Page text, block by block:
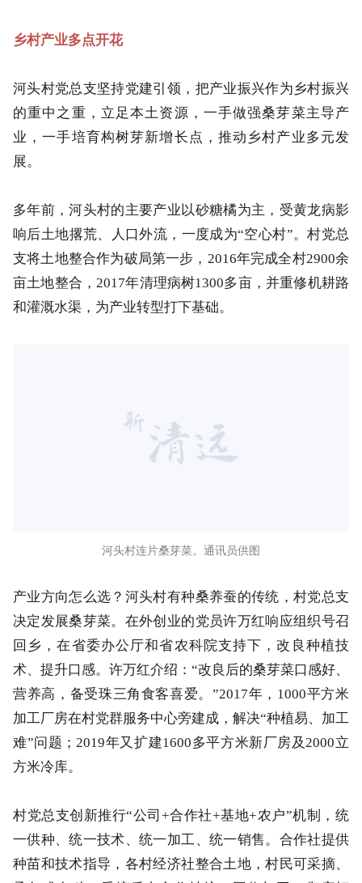
乡村产业多点开花
河头村党总支坚持党建引领，把产业振兴作为乡村振兴
的重中之重，立足本土资源，一手做强桑芽菜主导产
业，一手培育构树芽新增长点，推动乡村产业多元发
展。
多年前，河头村的主要产业以砂糖橘为主，受黄龙病影
响后土地撂荒、人口外流，一度成为“空心村”。村党总
支将土地整合作为破局第一步，2016年完成全村2900余
亩土地整合，2017年清理病树1300多亩，并重修机耕路
和灌溉水渠，为产业转型打下基础。
河头村连片桑芽菜。通讯员供图
产业方向怎么选？河头村有种桑养蚕的传统，村党总支
决定发展桑芽菜。在外创业的党员许万红响应组织号召
回乡，在省委办公厅和省农科院支持下，改良种植技
术、提升口感。许万红介绍：“改良后的桑芽菜口感好、
营养高，备受珠三角食客喜爱。”2017年，1000平方米
加工厂房在村党群服务中心旁建成，解决“种植易、加工
难”问题；2019年又扩建1600多平方米新厂房及2000立
方米冷库。
村党总支创新推行“公司+合作社+基地+农户”机制，统
一供种、统一技术、统一加工、统一销售。合作社提供
种苗和技术指导，各村经济社整合土地，村民可采摘、